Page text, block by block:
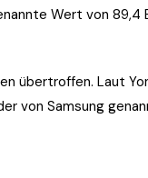
Wert von
übertroffen. Laut
von Samsung